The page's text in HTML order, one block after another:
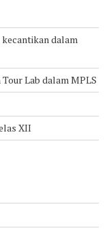
dalam
Lab dalam MPLS
XII